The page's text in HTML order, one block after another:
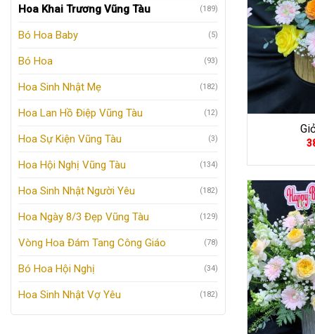
Hoa Khai Trương Vũng Tàu (189)
Bó Hoa Baby (5)
Bó Hoa (93)
Hoa Sinh Nhật Mẹ (182)
Hoa Lan Hồ Điệp Vũng Tàu (12)
Hoa Sự Kiện Vũng Tàu (3)
Hoa Hội Nghị Vũng Tàu (134)
Hoa Sinh Nhật Người Yêu (182)
Hoa Ngày 8/3 Đẹp Vũng Tàu (129)
Vòng Hoa Đám Tang Công Giáo (78)
Bó Hoa Hội Nghị (34)
Hoa Sinh Nhật Vợ Yêu (182)